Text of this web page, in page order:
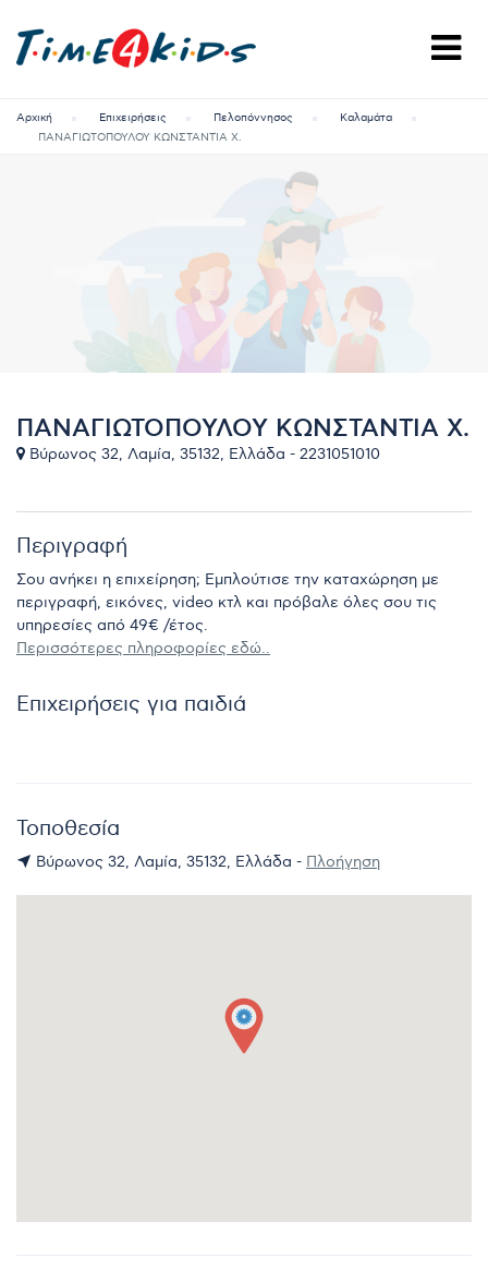
Αρχική Επιχειρήσεις Πελοπόννησος
Καλαμάτα
ΠΑΝΑΓΙΩΤΟΠΟΥΛΟΥ ΚΩΝΣΤΑΝΤΊΑ Χ.
ΠΑΝΑΓΙΩΤΟΠΟΥΛΟΥ ΚΩΝΣΤΑΝΤΊΑ Χ.
Βύρωνος 32, Λαμία, 35132, Ελλάδα - 2231051010
Περιγραφή
Σου ανήκει η επιχείρηση; Εμπλούτισε την καταχώρηση με
περιγραφή, εικόνες, video κτλ και πρόβαλε όλες σου τις
υπηρεσίες από 49€ /έτος.
Περισσότερες πληροφορίες εδώ..
Επιχειρήσεις για παιδιά
Τοποθεσία
Βύρωνος 32, Λαμία, 35132, Ελλάδα - Πλοήγηση